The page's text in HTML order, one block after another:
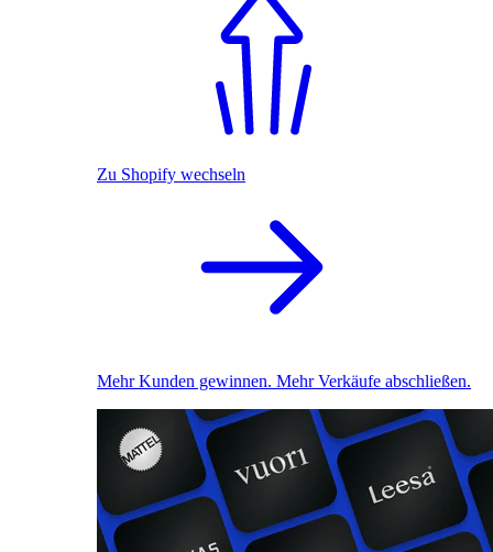
Zu Shopify wechseln
Mehr Kunden gewinnen. Mehr Verkäufe abschließen.